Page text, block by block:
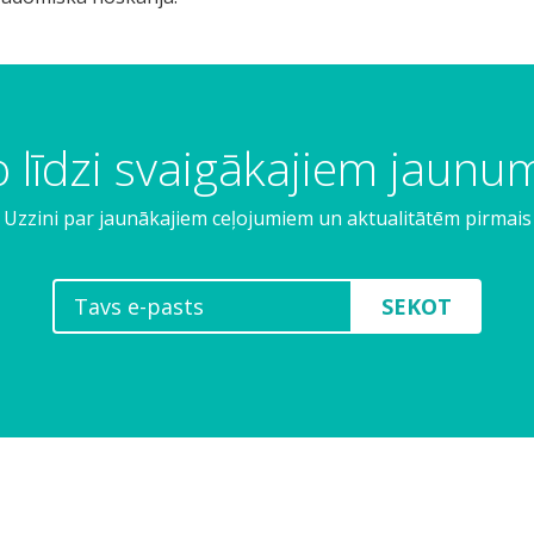
līdzi svaigākajiem
Uzzini par jaunākajiem ceļojumiem un aktualitātēm pirmais
SEKOT